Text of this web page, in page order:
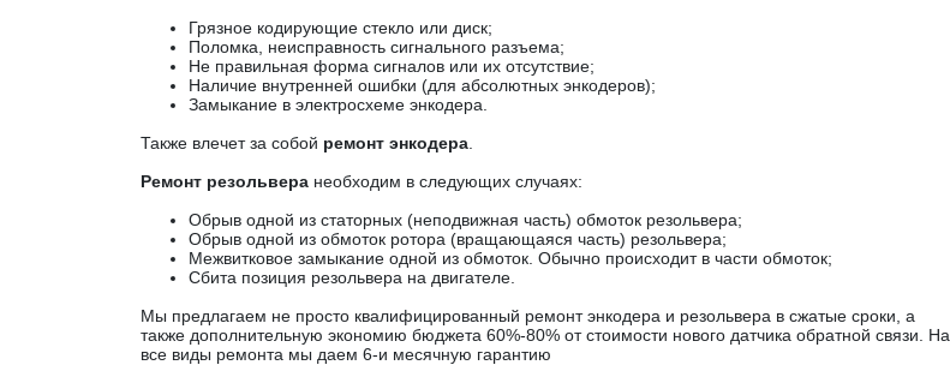
Грязное кодирующие стекло или диск;
Поломка, неисправность сигнального разъема;
Не правильная форма сигналов или их отсутствие;
Наличие внутренней ошибки (для абсолютных энкодеров);
Замыкание в электросхеме энкодера.
Также влечет за собой ремонт энкодера
Ремонт резольвера необходим в следующих случаях:
Обрыв одной из статорных (неподвижная часть) обмоток резольвера;
Обрыв одной из обмоток ротора (вращающаяся часть) резольвера;
Межвитковое замыкание одной из обмоток. Обычно происходит в части обмоток;
Сбита позиция резольвера на двигателе.
Мы предлагаем не просто квалифицированный ремонт энкодера и резольвера в сжатые сроки, а
также дополнительную экономию бюджета 60%-80% от стоимости нового датчика обратной связи. На
все виды ремонта мы даем 6-и месячную гарантию